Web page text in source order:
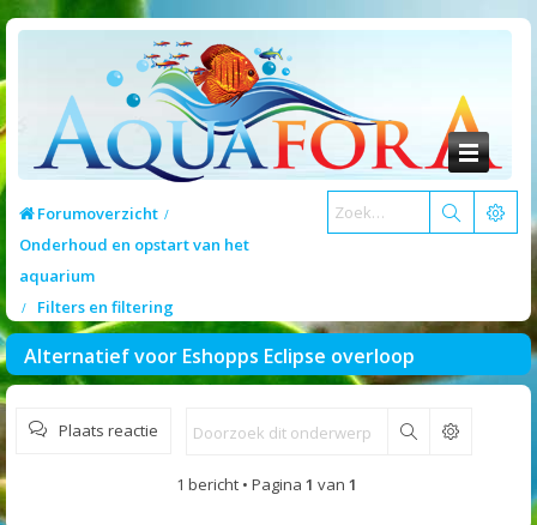
Forumoverzicht
Onderhoud en opstart van het
aquarium
Filters en filtering
Alternatief voor Eshopps Eclipse overloop
Plaats reactie Zoek
1 bericht • Pagina 1 van 1